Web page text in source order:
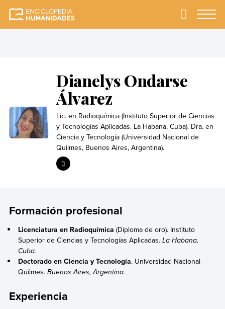
Primary
Dianelys Ondarse
Álvarez
Lic. en Radioquímica (Instituto Superior de Ciencias
y Tecnologías Aplicadas. La Habana, Cuba). Dra. en
Ciencia y Tecnología (Universidad Nacional de
Quilmes, Buenos Aires, Argentina).
Formación profesional
Licenciatura en Radioquímica (Diploma de oro). Instituto
Superior de Ciencias y Tecnologías Aplicadas.La Habana,
Cuba.
Doctorado en Ciencia y Tecnología. Universidad Nacional
Quilmes.Buenos Aires, Argentina.
Experiencia